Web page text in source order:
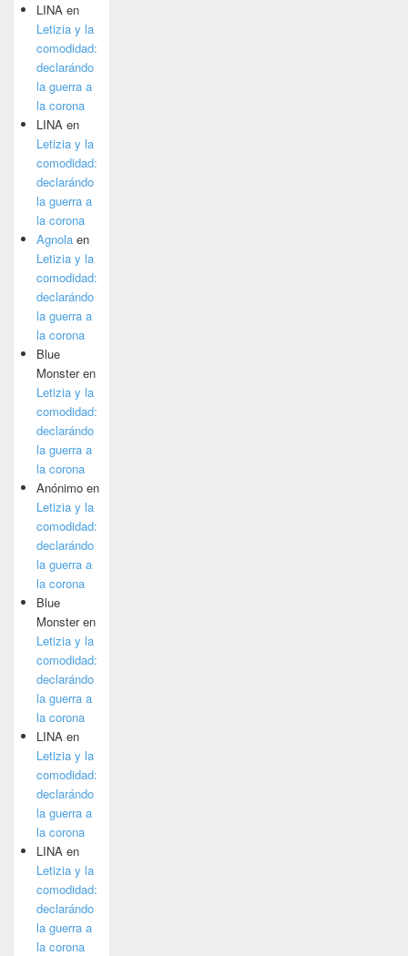
LINA en
Letizia y la
comodidad:
declarándo
la guerra a
la corona
LINA en
Letizia y la
comodidad:
declarándo
la guerra a
la corona
Agnola en
Letizia y la
comodidad:
declarándo
la guerra a
la corona
Blue
Monsteren
Letizia y la
comodidad:
declarándo
la guerra a
la corona
Anónimo en
Letizia y la
comodidad:
declarándo
la guerra a
la corona
Blue
Monsteren
Letizia y la
comodidad:
declarándo
la guerra a
la corona
LINA en
Letizia y la
comodidad:
declarándo
la guerra a
la corona
LINA en
Letizia y la
comodidad:
declarándo
la guerra a
la corona